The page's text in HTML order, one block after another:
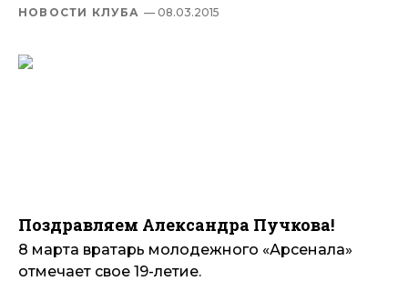
НОВОСТИ КЛУБА — 08.03.2015
Поздравляем Александра Пучкова!
8 марта вратарь молодежного «Арсенала»
отмечает свое 19-летие.